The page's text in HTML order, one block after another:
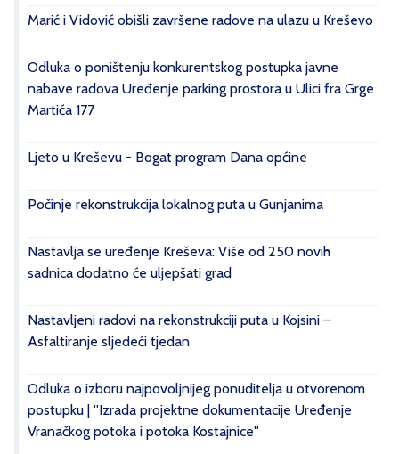
Marić i Vidović obišli završene radove na ulazu u Kreševo
Odluka o poništenju konkurentskog postupka javne
nabave radova Uređenje parking prostora u Ulici fra Grge
Martića 177
Ljeto u Kreševu - Bogat program Dana općine
Počinje rekonstrukcija lokalnog puta u Gunjanima
Nastavlja se uređenje Kreševa: Više od 250 novih
sadnica dodatno će uljepšati grad
Nastavljeni radovi na rekonstrukciji puta u Kojsini –
Asfaltiranje sljedeći tjedan
Odluka o izboru najpovoljnijeg ponuditelja u otvorenom
postupku | ''Izrada projektne dokumentacije Uređenje
Vranačkog potoka i potoka Kostajnice''